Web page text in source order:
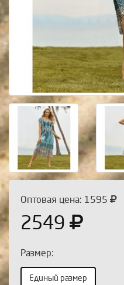
Оптовая цена: 1595
2549
Размер:
Единый размер